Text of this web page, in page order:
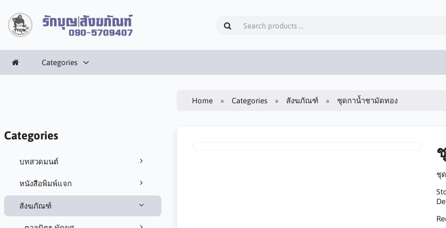
Categories
Categories
บทสวดมนต์
หนังสือพิมพ์แจก
สังฆภัณฑ์
Home Categories สังฆภัณฑ์ ชุดกาน้ำชามัดทอง
ชุ